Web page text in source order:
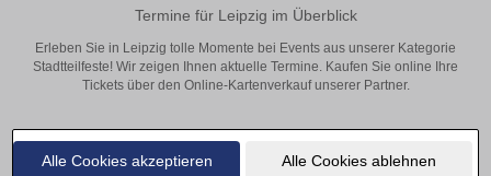
Alle Cookies akzeptieren Alle Cookies ablehnen
Termine für Leipzig im Überblick
Erleben Sie in Leipzig tolle Momente bei Events aus unserer Kategorie
Stadtteilfeste! Wir zeigen Ihnen aktuelle Termine. Kaufen Sie online Ihre
Tickets über den Online-Kartenverkauf unserer Partner.
Keine Eventanzeigen gefunden!